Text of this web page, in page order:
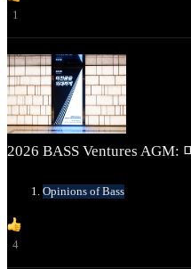
1
2026 BASS Ventures AGM:
Opinions of Bass
4